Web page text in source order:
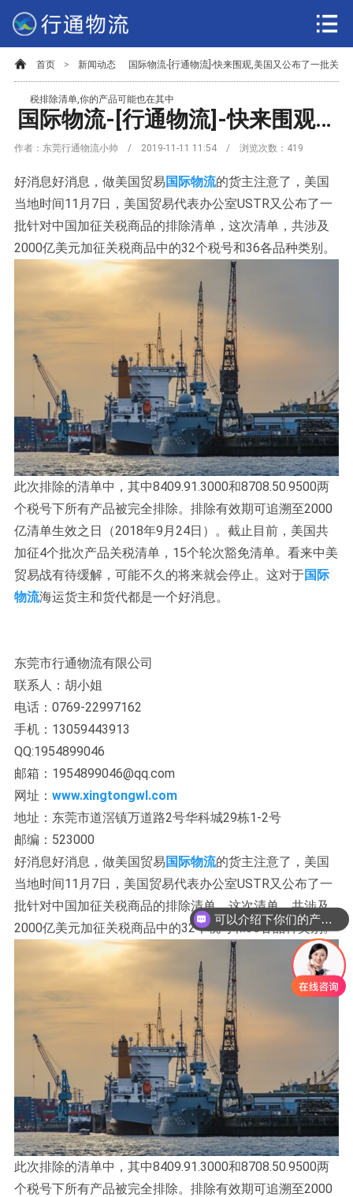
首页 > 新闻动态 国际物流-[行通物流]-快来围观,美国又公布了一批关
税排除清单,你的产品可能也在其中
国际物流-[行通物流]-快来围观,美国又公布了一批关税排除清单,你的产品可能也在其中
作者：东莞行通物流小帅 / 2019-11-11 11:54 / 浏览次数： 419
好消息好消息，做美国贸易 国际物流的货主注意了，美国
当地时间11月7日，美国贸易代表办公室USTR又公布了一
批针对中国加征关税商品的排除清单，这次清单，共涉及
2000亿美元加征关税商品中的32个税号和36各品种类别。
此次排除的清单中，其中8409.91.3000和8708.50.9500两
个税号下所有产品被完全排除。排除有效期可追溯至2000
亿清单生效之日（2018年9月24日）。截止目前，美国共
加征4个批次产品关税清单，15个轮次豁免清单。看来中美
贸易战有待缓解，可能不久的将来就会停止。这对于国际
物流海运货主和货代都是一个好消息。
东莞市行通物流有限公司
联系人：胡小姐
电话：0769-22997162
手机：13059443913
QQ:1954899046
邮箱：1954899046@qq.com
网址： www.xingtongwl.com
地址：东莞市道滘镇万道路2号华科城29栋1-2号
邮编：523000
好消息好消息，做美国贸易 国际物流的货主注意了，美国
当地时间11月7日，美国贸易代表办公室USTR又公布了一
批针对中国加征关税商品的排除清单，这次清单，共涉及
2000亿美元加征关税商品中的32个税号和36各品种类别。
此次排除的清单中，其中8409.91.3000和8708.50.9500两
个税号下所有产品被完全排除。排除有效期可追溯至2000
可以介绍下你们的产品么？